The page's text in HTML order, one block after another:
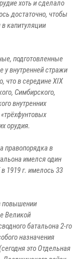
хоть и сделало
достаточно, чтобы
в капитуляции
подготовленные
внутренней стражи
что в середине XIX
Симбирского,
внутренних
орудия.
правопорядка в
имелся один
1919 г. имелось 33
повышении
Великой
батальона 2-го
назначения
это Отдельная